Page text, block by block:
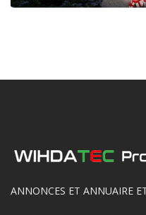
ANNONCES ET ANNUAIRE